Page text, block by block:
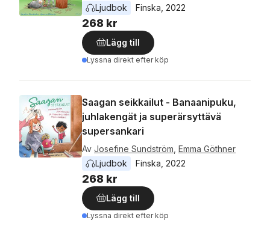
Ljudbok Finska 2022
268 kr
Lägg till
Lyssna direkt efter köp
Saagan seikkailut - Banaanipuku,
juhlakengät ja superärsyttävä
supersankari
Av Josefine Sundström Emma Göthner
Ljudbok
Finska 2022
268 kr
Lägg till
Lyssna direkt efter köp